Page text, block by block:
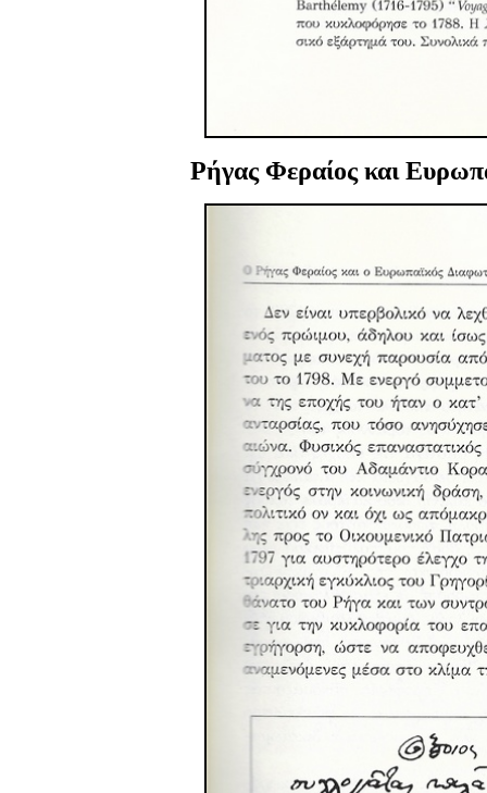
Ρήγας Φεραίος και